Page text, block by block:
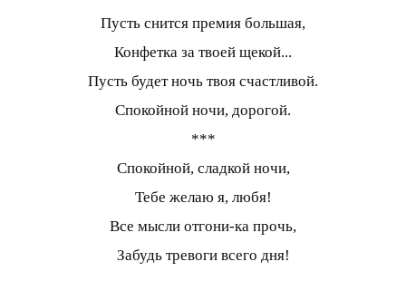
Пусть снится премия большая,
Конфетка за твоей щекой...
Пусть будет ночь твоя счастливой.
Спокойной ночи, дорогой.
***
Спокойной, сладкой ночи,
Тебе желаю я, любя!
Все мысли отгони-ка прочь,
Забудь тревоги всего дня!